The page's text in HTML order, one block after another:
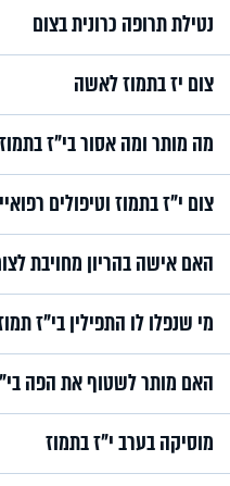
נטילת תרופה כרונית בצום
צום יז בתמוז לאשה
מה מותר ומה אסור בי"ז
צום י"ז בתמוז וטיפולים
האם אישה בהריון מחויבת
מי שנפלו לו התפילין בי"ז
האם מותר לשטוף את הפה
מוסיקה בערב י"ז בתמוז